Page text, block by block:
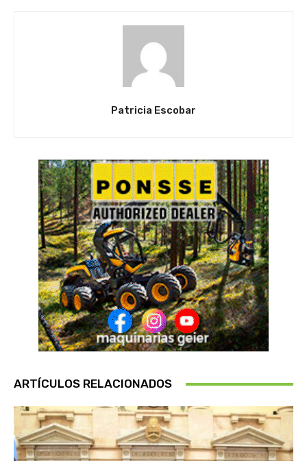
Patricia Escobar
ARTÍCULOS RELACIONADOS